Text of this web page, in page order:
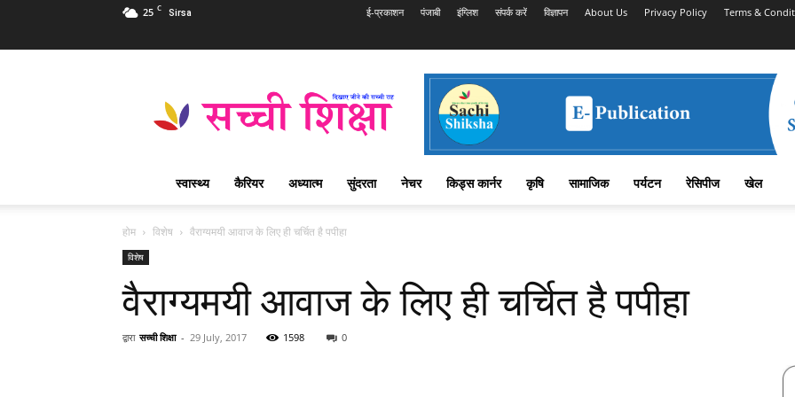
25 C Sirsa ई-प्रकाशन पंजाबी इंग्लिश संपर्क करें विज्ञापन About Us Privacy Policy Terms &
Shiksha
शिक्षा
पत्रिका
स्वास्थ्य कैरियर अध्यात्म सुंदरता नेचर किड्स कार्नर कृषि सामाजिक पर्यटन रेसिपीज खेल
होम विशेष वैराग्यमयी आवाज के लिए ही चर्चित है पपीहा
विशेष
वैराग्यमयी आवाज के लिए ही चर्चित है पपीहा
द्वारा सच्ची शिक्षा - 29 July, 2017 1598 0